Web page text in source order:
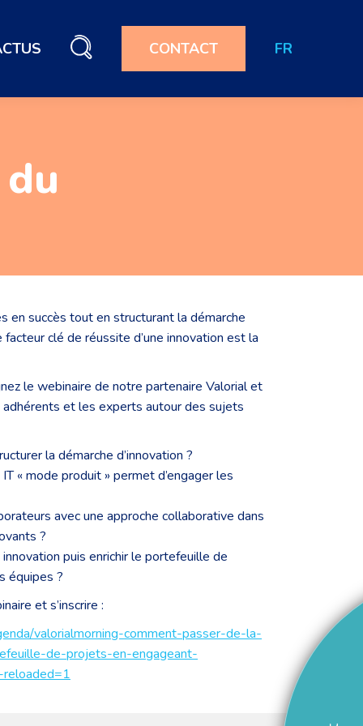
CONTACT FR
en succès tout en structurant la démarche
clé de réussite d’une innovation est la
le webinaire de notre partenaire Valorial et
adhérents et les experts autour des sujets
la démarche d’innovation ?
« mode produit » permet d’engager les
avec une approche collaborative dans
?
puis enrichir le portefeuille de
équipes ?
et s’inscrire :
valorialmorning-comment-passer-de-la-
de-projets-en-engageant-